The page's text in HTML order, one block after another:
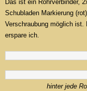
Das ist ein Rohrverbinder,
Schubladen Markierung
Verschraubung möglich ist.
erspare ich.
hinter jede